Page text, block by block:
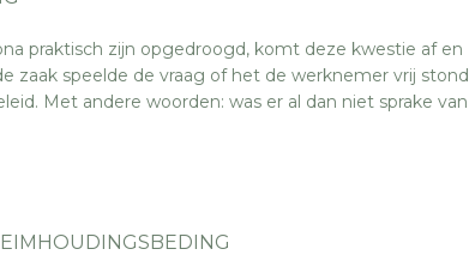
praktisch zijn opgedroogd, komt deze kwestie af en
zaak speelde de vraag of het de werknemer vrij stond
Met andere woorden: was er al dan niet sprake van